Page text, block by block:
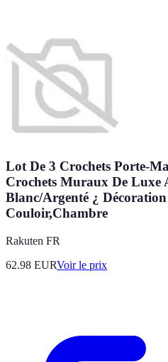
Lot De 3 Crochets Porte-
Crochets Muraux De Luxe
Blanc/Argenté ¿
Couloir,Chambre
Rakuten FR
62.98 EURVoir le prix